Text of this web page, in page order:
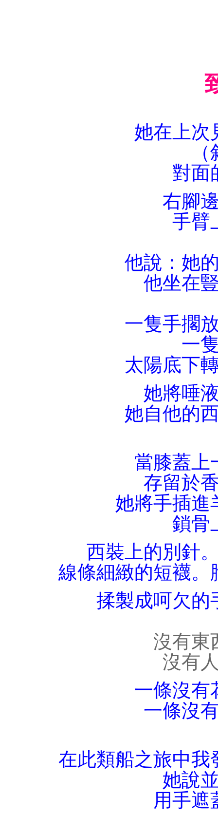
她在上次
對面
右腳
手臂
他說：她
他坐在
一隻手擱
一
太陽底下
她將唾
她自他的
當膝蓋上
存留於
她將手插進
鎖骨
西裝上的別針
線條細緻的短襪。
揉製成呵欠的
沒有東
沒有
一條沒有
一條沒
在此類船之旅中我
她說
用手遮